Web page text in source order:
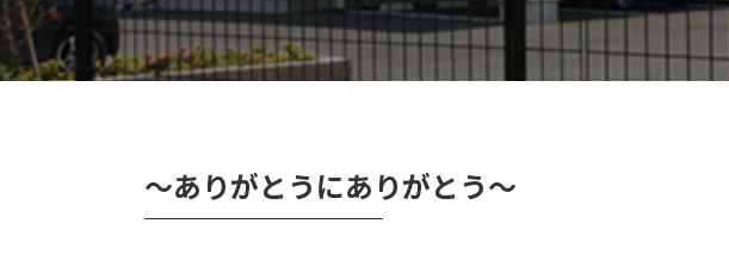
～ありがとうにありがとう～